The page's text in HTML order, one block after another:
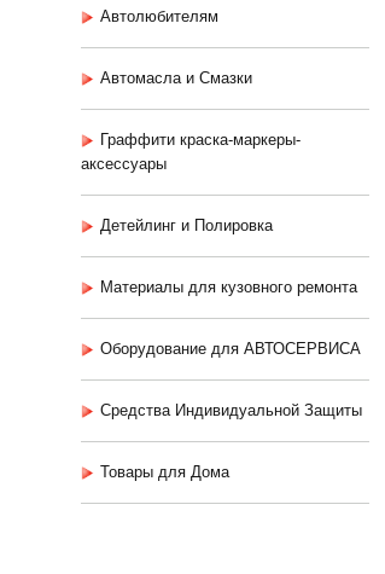
Автолюбителям
Автомасла и Смазки
Граффити краска-маркеры-
аксессуары
Детейлинг и Полировка
Материалы для кузовного ремонта
Оборудование для АВТОСЕРВИСА
Средства Индивидуальной Защиты
Товары для Дома